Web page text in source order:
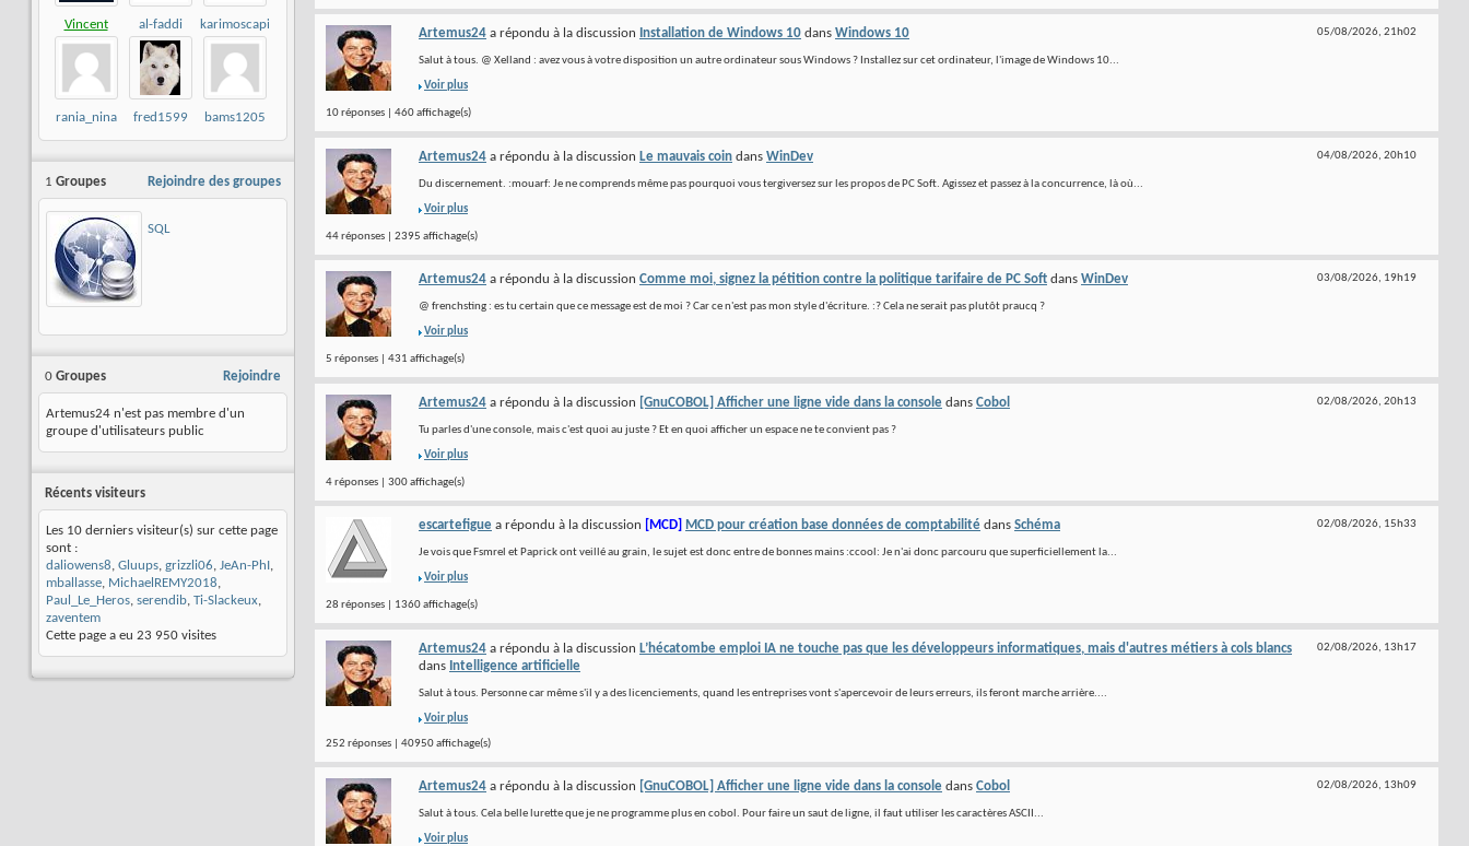
Vincent
PETIT
al-faddi karimoscapitated
rania_nina fred1599 bams1205
Rejoindre des groupes
1 Groupes
SQL
Rejoindre
0 Groupes
Artemus24 n'est pas membre d'un
groupe d'utilisateurs public
Récents visiteurs
Les 10 derniers visiteur(s) sur cette page
sont :
daliowens8, Gluups, grizzli06, JeAn-PhI ,
mballasse, MichaelREMY2018,
Paul_Le_Heros, serendib, Ti-Slackeux,
zaventem
Cette page a eu 23 950 visites
05/08/2026, 21h02
Artemus24 a répondu à la discussion Installation de Windows 10 dans Windows 10
Salut à tous. @ Xelland : avez vous à votre disposition un autre ordinateur sous Windows ? Installez sur cet ordinateur, l'image de Windows 10...
Voir plus
10 réponses | 460 affichage(s)
04/08/2026, 20h10
Artemus24 a répondu à la discussion Le mauvais coin dans WinDev
Du discernement. :mouarf: Je ne comprends même pas pourquoi vous tergiversez sur les propos de PC Soft. Agissez et passez à la concurrence, là où...
Voir plus
44 réponses | 2395 affichage(s)
03/08/2026, 19h19
Artemus24 a répondu à la discussion Comme moi, signez la pétition contre la politique tarifaire de PC Soft dans WinDev
@ frenchsting : es tu certain que ce message est de moi ? Car ce n'est pas mon style d'écriture. :? Cela ne serait pas plutôt praucq ?
Voir plus
5 réponses | 431 affichage(s)
02/08/2026, 20h13
Artemus24 a répondu à la discussion [GnuCOBOL] Afficher une ligne vide dans la console dans Cobol
Tu parles d'une console, mais c'est quoi au juste ? Et en quoi afficher un espace ne te convient pas ?
Voir plus
4 réponses | 300 affichage(s)
02/08/2026, 15h33
escartefigue a répondu à la discussion [MCD] MCD pour création base données de comptabilité dans Schéma
Je vois que Fsmrel et Paprick ont veillé au grain, le sujet est donc entre de bonnes mains :ccool: Je n'ai donc parcouru que superficiellement la...
Voir plus
28 réponses | 1360 affichage(s)
02/08/2026, 13h17
Artemus24 a répondu à la discussion L’hécatombe emploi IA ne touche pas que les développeurs informatiques, mais d'autres métiers à cols blancs
dans Intelligence artificielle
Salut à tous. Personne car même s'il y a des licenciements, quand les entreprises vont s'apercevoir de leurs erreurs, ils feront marche arrière....
Voir plus
252 réponses | 40950 affichage(s)
02/08/2026, 13h09
Artemus24 a répondu à la discussion [GnuCOBOL] Afficher une ligne vide dans la console dans Cobol
Salut à tous. Cela belle lurette que je ne programme plus en cobol. Pour faire un saut de ligne, il faut utiliser les caractères ASCII...
Voir plus